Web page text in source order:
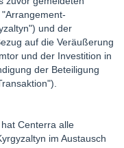
und der
auf die Veräußerung
und der Investition in
der Beteiligung
Centerra alle
im Austausch